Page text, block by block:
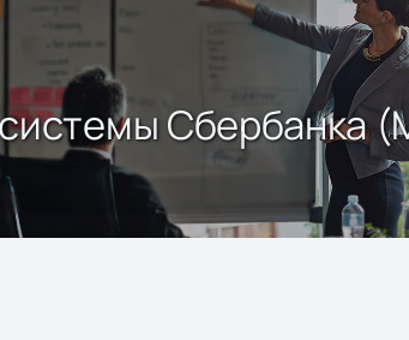
Сбербанка